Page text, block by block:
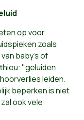
op voor
zoals
baby's of
"geluiden
leiden.
beperken is niet
ook vele